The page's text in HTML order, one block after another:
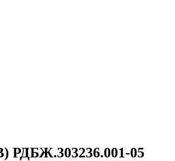
РДБЖ.303236.001-05